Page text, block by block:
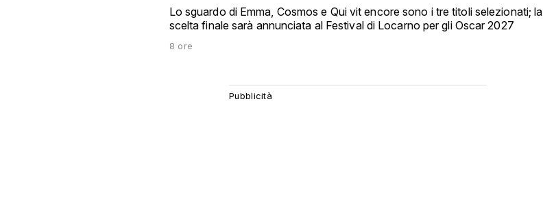
Lo sguardo di Emma, Cosmos e Qui vit encore sono i tre titoli selezionati; la
scelta finale sarà annunciata al Festival di Locarno per gli Oscar 2027
8 ore